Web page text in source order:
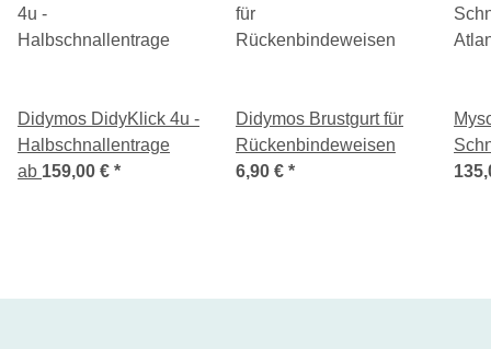
Didymos DidyKlick 4u -
Halbschnallentrage
ab 159,00 € *
Didymos Brustgurt für
Rückenbindeweisen
6,90 € *